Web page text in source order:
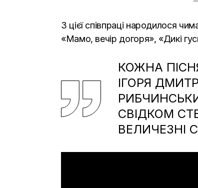
З цієї співпраці народилося
«Мамо, вечір догоря», «Дикі
КОЖНА
ІГОРЯ
СВІДКОМ
ВЕЛИЧЕЗНІ